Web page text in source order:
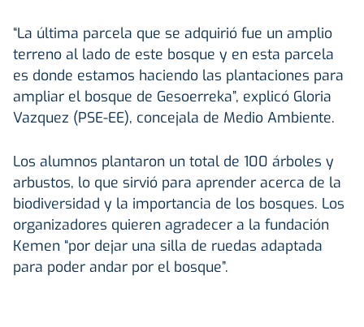
“La última parcela que se adquirió fue un amplio
terreno al lado de este bosque y en esta parcela
es donde estamos haciendo las plantaciones para
ampliar el bosque de Gesoerreka”, explicó Gloria
Vazquez (PSE-EE), concejala de Medio Ambiente.
Los alumnos plantaron un total de 100 árboles y
arbustos, lo que sirvió para aprender acerca de la
biodiversidad y la importancia de los bosques. Los
organizadores quieren agradecer a la fundación
Kemen “por dejar una silla de ruedas adaptada
para poder andar por el bosque”.